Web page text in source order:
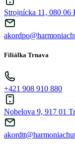
Strojnícka 11, 080 06
Filiálka Trnava
+421 908 910 880
Nobelova 9, 917 01